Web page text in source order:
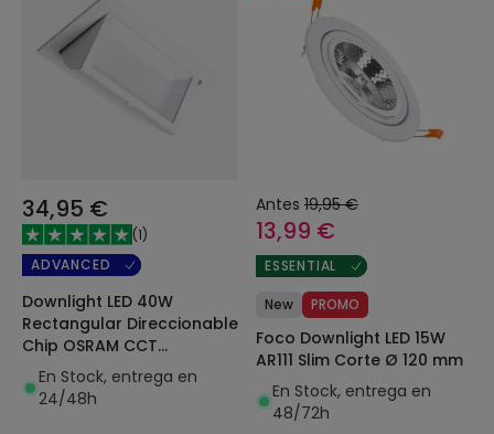
34,95 €
(1)
ADVANCED
Downlight LED 40W
Rectangular Direccionable
Chip OSRAM CCT
Seleccionable 120 lm/W
Corte 210x125 mm
En Stock, entrega en
24/48h
Antes 19,95 €
13,99 €
ESSENTIAL
New PROMO
Foco Downlight LED 15W
AR111 Slim Corte Ø 120 mm
En Stock, entrega en
48/72h